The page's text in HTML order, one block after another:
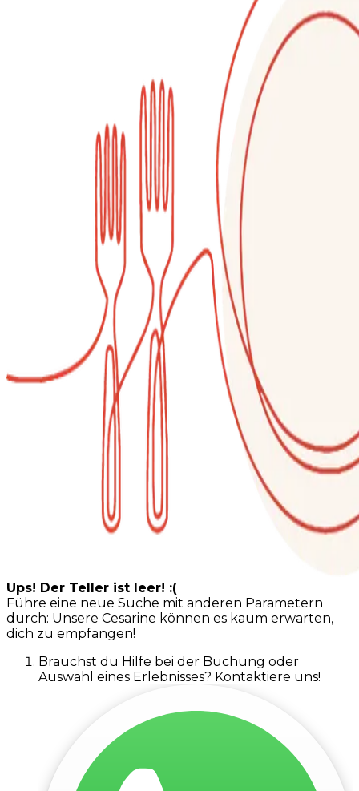
Ups! Der Teller ist leer! :(
Führe eine neue Suche mit anderen Parametern
durch: Unsere Cesarine können es kaum erwarten,
dich zu empfangen!
Brauchst du Hilfe bei der Buchung oder
Auswahl eines Erlebnisses? Kontaktiere uns!